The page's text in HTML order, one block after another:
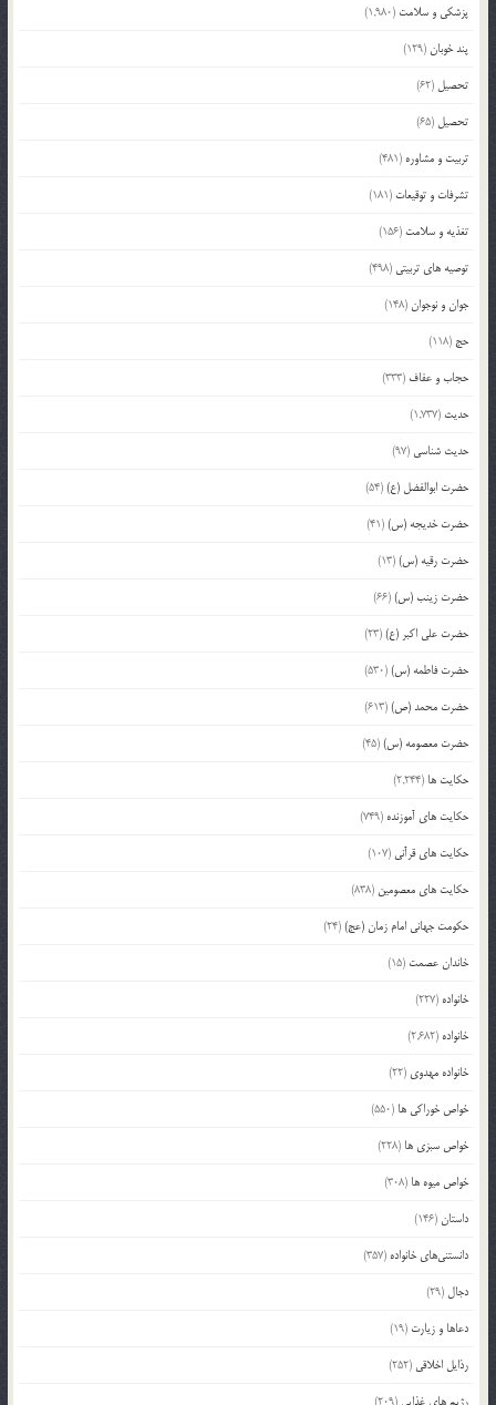
پزشکی و سلامت (1,980)
پند خوبان(129)
تحصیل (62)
تحصیل (65)
تربیت و مشاوره (481)
تشرفات و توقیعات (181)
تغذیه و سلامت (156)
توصیه های تربیتی (498)
جوان و نوجوان(148)
حج (118)
حجاب و عفاف (333)
حدیث (1,737)
حدیث شناسی (97)
حضرت ابوالفضل (ع)(54)
حضرت خدیجه (س)(41)
حضرت رقیه (س)(13)
حضرت زینب (س)(66)
حضرت علی اکبر (ع)(23)
حضرت فاطمه (س)(530)
حضرت محمد (ص)(613)
حضرت معصومه (س)(45)
حکایت ها (2,244)
حکایت های آموزنده (749)
حکایت های قرآنی (107)
حکایت های معصومین (838)
حکومت جهانی امام زمان (عج)(24)
خاندان عصمت (15)
خانواده (227)
خانواده (2,682)
خانواده مهدوی (22)
خواص خوراکی ها (550)
خواص سبزی ها (228)
خواص میوه ها (308)
داستان(146)
دانستنی‌های خانواده (357)
دجال (29)
دعاها و زیارت (19)
رذایل اخلاقی (252)